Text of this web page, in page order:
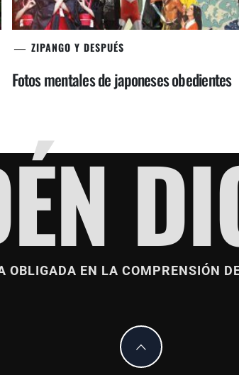
ZIPANGO Y DESPUÉS
Fotos mentales de japoneses obedientes
OBLIGADA EN LA COMPRENSIÓN